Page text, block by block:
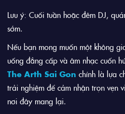
Lưu ý: Cuối tuần hoặc đêm DJ,
sớm.
Nếu bạn mong muốn một không
uống đẳng cấp và âm nhạc cuốn
The Arth Sai Gon chính là lựa
trải nghiệm để cảm nhận trọn vẹn
nơi đây mang lại.